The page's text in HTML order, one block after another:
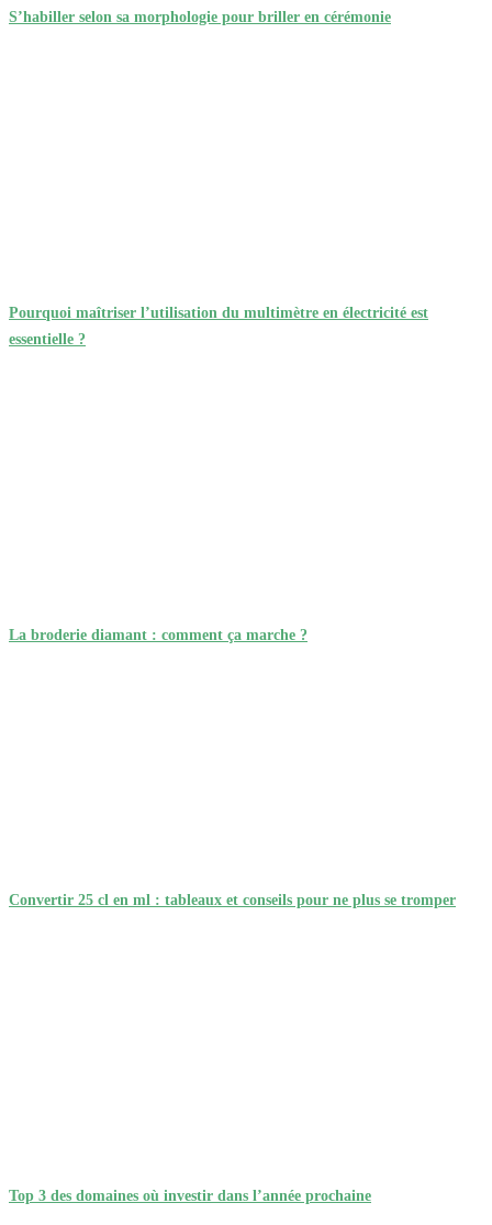
S’habiller selon sa morphologie pour briller en cérémonie
Pourquoi maîtriser l’utilisation du multimètre en électricité est
essentielle ?
La broderie diamant : comment ça marche ?
Convertir 25 cl en ml : tableaux et conseils pour ne plus se tromper
Top 3 des domaines où investir dans l’année prochaine